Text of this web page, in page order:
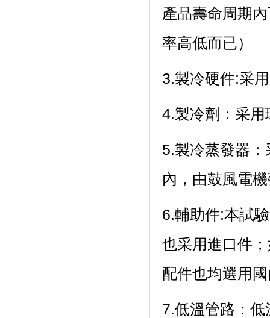
產品壽命周期
率高低而已）
3.製冷硬件:采用“
4.製冷劑：
5.製冷蒸發器
內，由鼓風電機
6.輔助件:本試驗
也采用進口件
配件也均選用國
7.低溫管路：